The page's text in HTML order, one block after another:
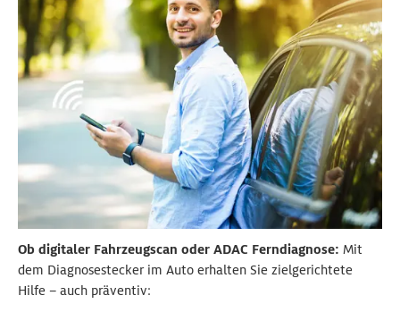
Ob digitaler Fahrzeugscan oder ADAC Ferndiagnose: Mit
dem Diagnosestecker im Auto erhalten Sie zielgerichtete
Hilfe – auch präventiv: